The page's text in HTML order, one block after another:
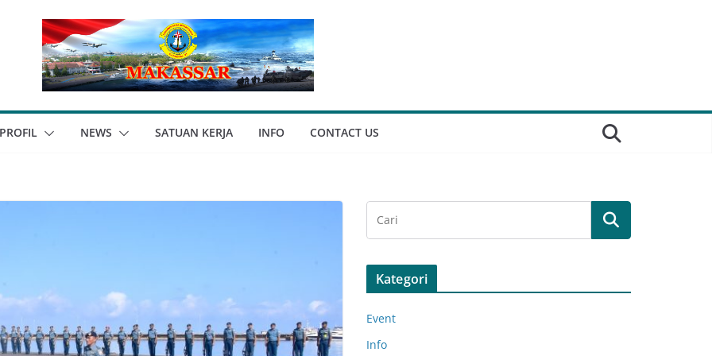
PROFIL NEWS SATUAN KERJA INFO CONTACT US
Kategori
Event
Info